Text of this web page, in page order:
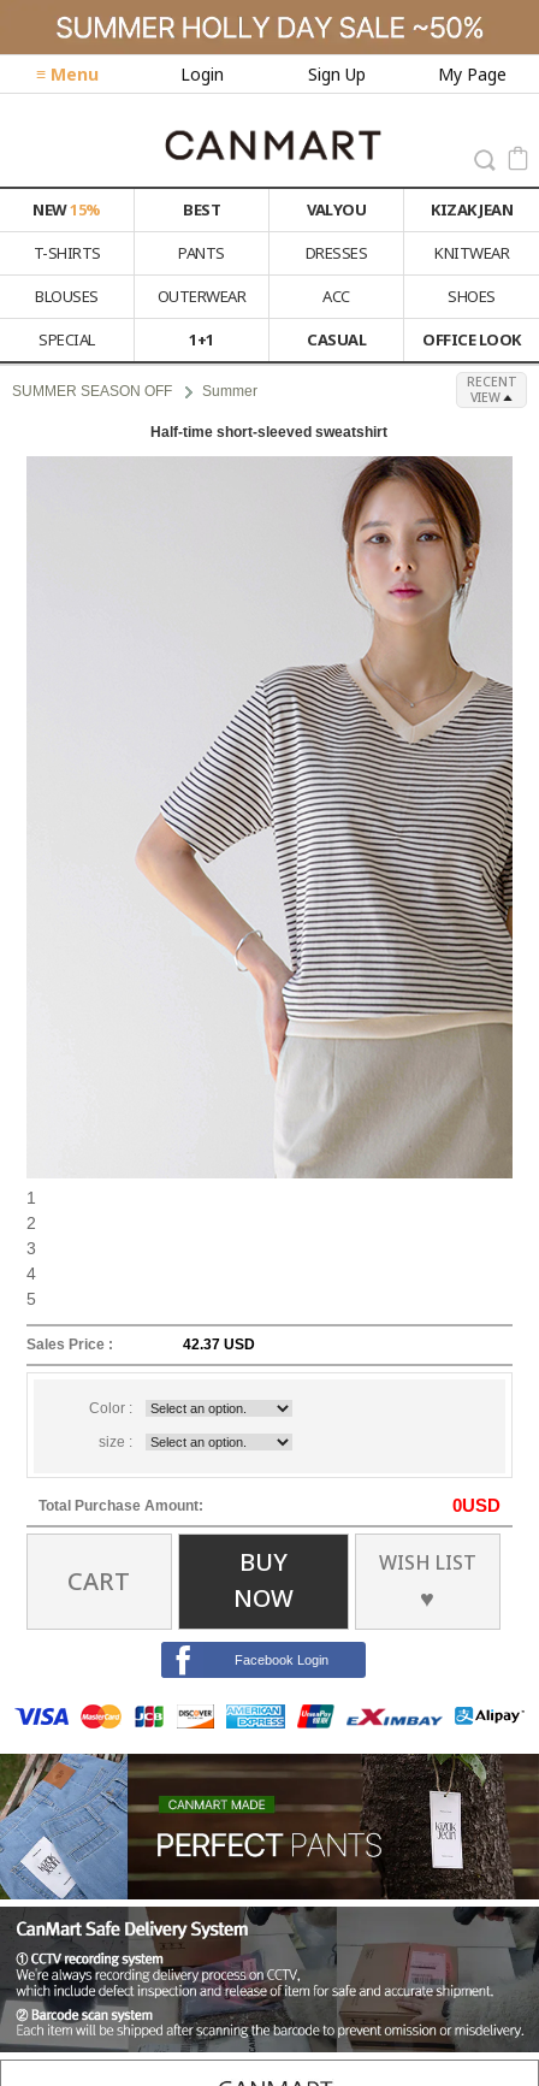
≡ Menu Login Sign Up My Page
NEW15% BEST VALYOU
KIZAK JEAN
T-SHIRTS
PANTS DRESSES
KNITWEAR
BLOUSES
OUTERWEAR ACC
SHOES
SPECIAL
1+1 CASUAL OFFICE LOOK
SUMMER SEASON OFF Summer
RECENT
VIEW
Half-time short-sleeved sweatshirt
1
2
3
4
5
Sales Price : 42.37 USD
Color :
size :
Total Purchase Amount: 0USD
CART
BUY
NOW
WISH LIST
♥
Facebook Login